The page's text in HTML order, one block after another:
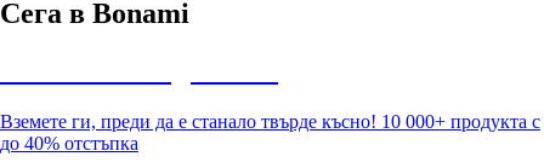
Сега в Bonami
Вземете ги, преди да е станало твърде късно! 10 000+ продукта с
до 40% отстъпка